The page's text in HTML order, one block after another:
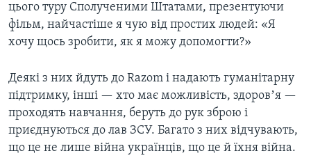
цього туру Сполученими Штатами, презентуючи
фільм, найчастіше я чую від простих людей: «Я
хочу щось зробити, як я можу допомогти?»
Деякі з них йдуть до Razom і надають гуманітарну
підтримку, інші — хто має можливість, здоровʼя —
проходять навчання, беруть до рук зброю і
приєднуються до лав ЗСУ. Багато з них відчувають,
що це не лише війна українців, що це й їхня війна.